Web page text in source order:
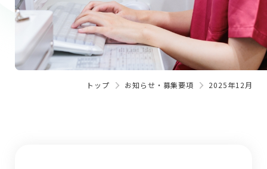
トップ お知らせ・募集要項 2025年12月